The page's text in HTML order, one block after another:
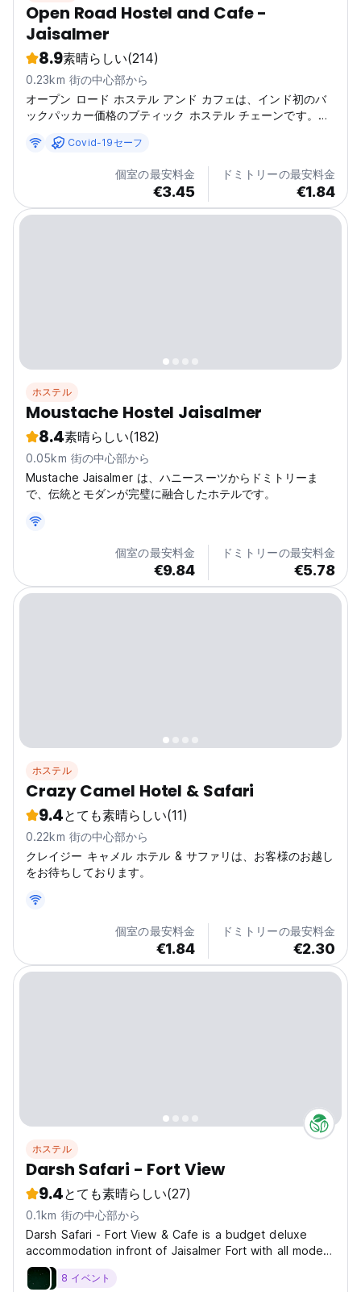
Open Road Hostel and Cafe -
Jaisalmer
8.9素晴らしい(214)
0.23km 街の中心部から
オープン ロード ホステル アンド カフェは、インド初のバ
ックパッカー価格のブティック ホステル チェーンです。私
ているだけではないことを知っています。
Covid-19セーフ
個室の最安料金
€3.45
ドミトリーの最安料金
€1.84
ホステル
Moustache Hostel Jaisalmer
8.4素晴らしい(182)
0.05km 街の中心部から
Mustache Jaisalmer は、ハニースーツからドミトリーま
で、伝統とモダンが完璧に融合したホテルです。
個室の最安料金
€9.84
ドミトリーの最安料金
€5.78
ホステル
Crazy Camel Hotel & Safari
9.4とても素晴らしい(11)
0.22km 街の中心部から
クレイジー キャメル ホテル & サファリは、お客様のお越し
をお待ちしております。
個室の最安料金
€1.84
ドミトリーの最安料金
€2.30
ホステル
Darsh Safari - Fort View
9.4とても素晴らしい(27)
0.1km 街の中心部から
Darsh Safari - Fort View & Cafe is a budget deluxe
accommodation infront of Jaisalmer Fort with all modern
amenities and services. we specialise in non-touristic
desert safari, desert camping, Camel safaris and much
8 イベント